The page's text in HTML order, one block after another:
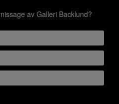
av Galleri Backlund?